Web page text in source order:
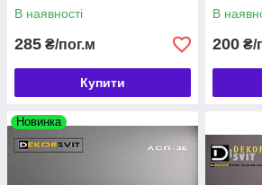
В наявності
285 ₴/пог.м
Купити
В
200 ₴/
Новинка